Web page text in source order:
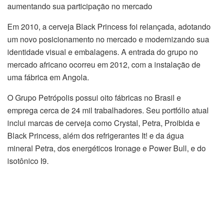
aumentando sua participação no mercado
Em 2010, a cerveja Black Princess foi relançada, adotando
um novo posicionamento no mercado e modernizando sua
identidade visual e embalagens. A entrada do grupo no
mercado africano ocorreu em 2012, com a instalação de
uma fábrica em Angola.
O Grupo Petrópolis possui oito fábricas no Brasil e
emprega cerca de 24 mil trabalhadores. Seu portfólio atual
inclui marcas de cerveja como Crystal, Petra, Proibida e
Black Princess, além dos refrigerantes It! e da água
mineral Petra, dos energéticos Ironage e Power Bull, e do
isotônico I9.